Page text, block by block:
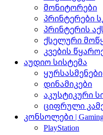
მონიტორები
პრინტერები
პრინტერის
ქსელური
კვების
აუდიო სისტემა
ყურსასმენები
დინამიკები
აკუსტიკური
ციფრული
კონსოლები |
PlayStation